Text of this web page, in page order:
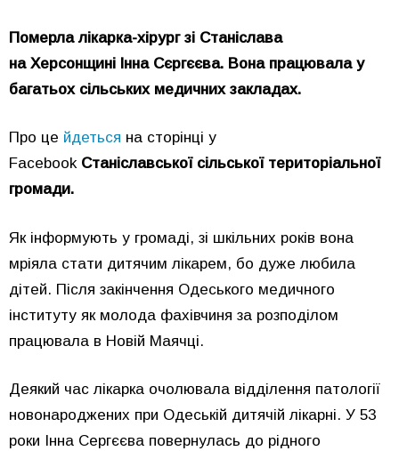
Померла лікарка-хірург зі Станіслава
на Херсонщині Інна Сєргєєва. Вона працювала у
багатьох сільських медичних закладах.
Про це йдеться на сторінці у
FacebookСтаніславської сільської територіальної
громади.
Як інформують у громаді, зі шкільних років вона
мріяла стати дитячим лікарем, бо дуже любила
дітей. Після закінчення Одеського медичного
інституту як молода фахівчиня за розподілом
працювала в Новій Маячці.
Деякий час лікарка очолювала відділення патології
новонароджених при Одеській дитячій лікарні. У 53
роки Інна Сергєєва повернулась до рідного